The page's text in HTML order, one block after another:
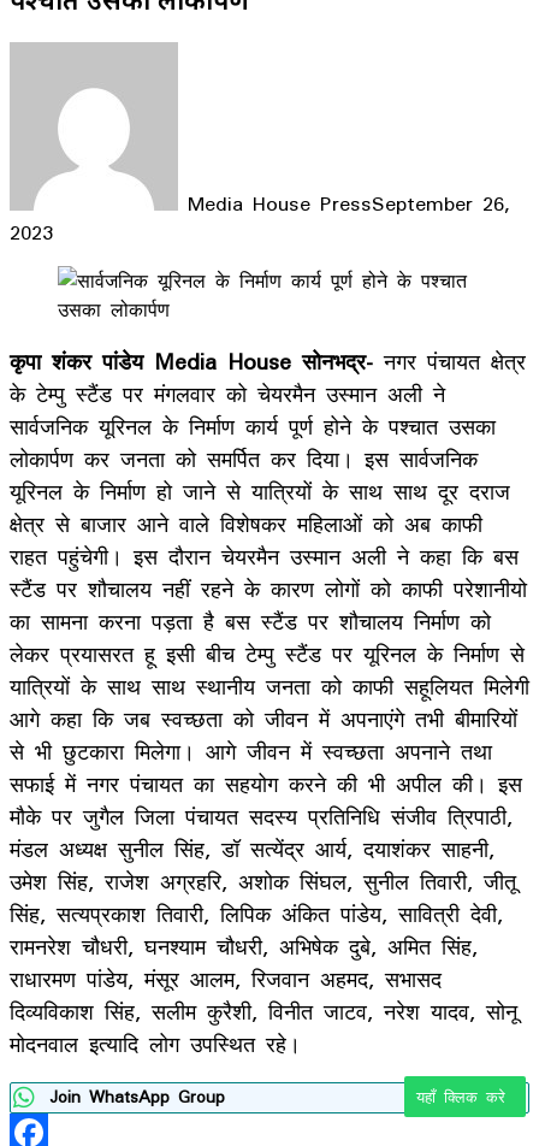
Media House PressSeptember 26,
2023
Facebook
LinkedIn
WhatsApp
Telegram
कृपा शंकर पांडेय Media House सोनभद्र- नगर पंचायत क्षेत्र
के टेम्पु स्टैंड पर मंगलवार को चेयरमैन उस्मान अली ने
सार्वजनिक यूरिनल के निर्माण कार्य पूर्ण होने के पश्चात उसका
लोकार्पण कर जनता को समर्पित कर दिया। इस सार्वजनिक
यूरिनल के निर्माण हो जाने से यात्रियों के साथ साथ दूर दराज
क्षेत्र से बाजार आने वाले विशेषकर महिलाओं को अब काफी
राहत पहुंचेगी। इस दौरान चेयरमैन उस्मान अली ने कहा कि बस
स्टैंड पर शौचालय नहीं रहने के कारण लोगों को काफी परेशानीयो
का सामना करना पड़ता है बस स्टैंड पर शौचालय निर्माण को
लेकर प्रयासरत हू इसी बीच टेम्पु स्टैंड पर यूरिनल के निर्माण से
यात्रियों के साथ साथ स्थानीय जनता को काफी सहूलियत मिलेगी
आगे कहा कि जब स्वच्छता को जीवन में अपनाएंगे तभी बीमारियों
से भी छुटकारा मिलेगा। आगे जीवन में स्वच्छता अपनाने तथा
सफाई में नगर पंचायत का सहयोग करने की भी अपील की। इस
मौके पर जुगैल जिला पंचायत सदस्य प्रतिनिधि संजीव त्रिपाठी,
मंडल अध्यक्ष सुनील सिंह, डॉ सत्येंद्र आर्य, दयाशंकर साहनी,
उमेश सिंह, राजेश अग्रहरि, अशोक सिंघल, सुनील तिवारी, जीतू
सिंह, सत्यप्रकाश तिवारी, लिपिक अंकित पांडेय, सावित्री देवी,
रामनरेश चौधरी, घनश्याम चौधरी, अभिषेक दुबे, अमित सिंह,
राधारमण पांडेय, मंसूर आलम, रिजवान अहमद, सभासद
दिव्यविकाश सिंह, सलीम कुरैशी, विनीत जाटव, नरेश यादव, सोनू
मोदनवाल इत्यादि लोग उपस्थित रहे।
Join WhatsApp Group यहाँ क्लिक करे